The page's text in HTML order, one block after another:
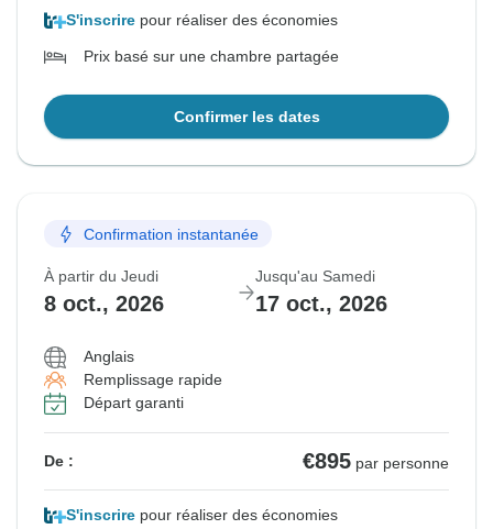
S'inscrire pour réaliser des économies
Prix basé sur une chambre partagée
Confirmer les dates
Confirmation instantanée
À partir du Jeudi
8 oct., 2026
Jusqu'au Samedi
17 oct., 2026
Anglais
Remplissage rapide
Départ garanti
De : €895 par personne
S'inscrire pour réaliser des économies